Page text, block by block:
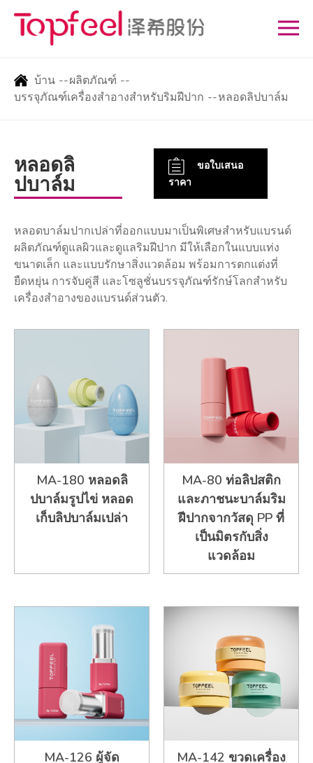
บ้าน --ผลิตภัณฑ์ --
บรรจุภัณฑ์เครื่องสำอางสำหรับริมฝีปาก --หลอดลิปบาล์ม
หลอดลิ
ปบาล์ม
ขอใบเสนอ
ราคา
หลอดบาล์มปากเปล่าที่ออกแบบมาเป็นพิเศษสำหรับแบรนด์
ผลิตภัณฑ์ดูแลผิวและดูแลริมฝีปาก มีให้เลือกในแบบแท่ง
ขนาดเล็ก และแบบรักษาสิ่งแวดล้อม พร้อมการตกแต่งที่
ยืดหยุ่น การจับคู่สี และโซลูชั่นบรรจุภัณฑ์รักษ์โลกสำหรับ
เครื่องสำอางของแบรนด์ส่วนตัว.
MA-180 หลอดลิ
ปบาล์มรูปไข่ หลอด
เก็บลิปบาล์มเปล่า
MA-80 ท่อลิปสติก
และภาชนะบาล์มริม
ฝีปากจากวัสดุ PP ที่
เป็นมิตรกับสิ่ง
แวดล้อม
MA-126 ผู้จัด
MA-142 ขวดเครื่อง